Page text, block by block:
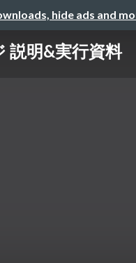
hide ads and
説明&実行資料